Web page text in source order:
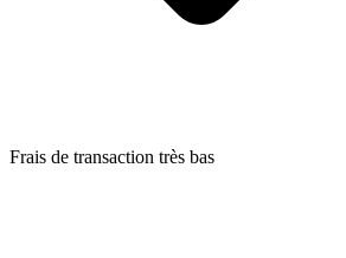
Frais de transaction très bas